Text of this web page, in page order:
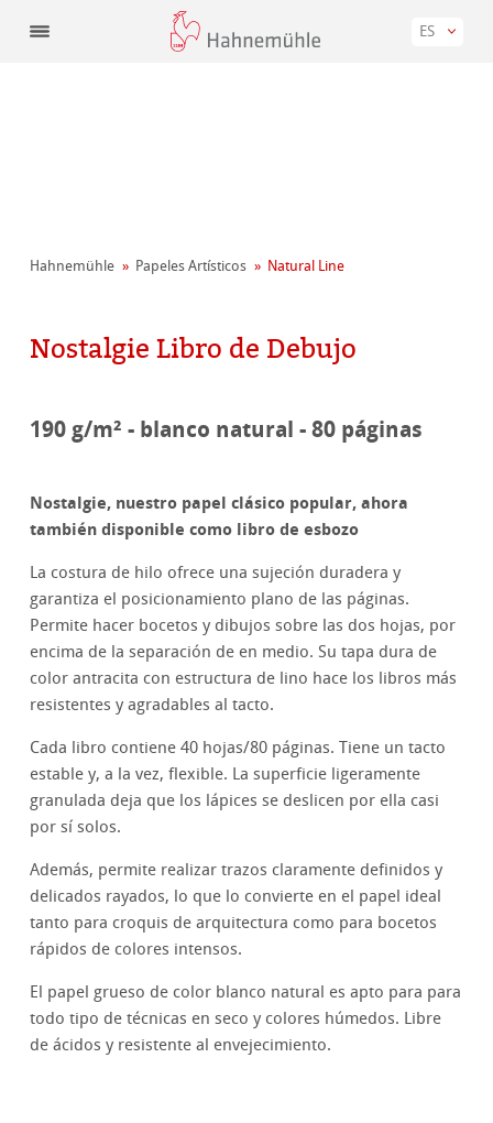
ES
Hahnemühle Papeles Artísticos Natural Line
Nostalgie Libro de Debujo
190 g/m² - blanco natural - 80 páginas
Nostalgie, nuestro papel clásico popular, ahora
también disponible como libro de esbozo
La costura de hilo ofrece una sujeción duradera y
garantiza el posicionamiento plano de las páginas.
Permite hacer bocetos y dibujos sobre las dos hojas, por
encima de la separación de en medio. Su tapa dura de
color antracita con estructura de lino hace los libros más
resistentes y agradables al tacto.
Cada libro contiene 40 hojas/80 páginas. Tiene un tacto
estable y, a la vez, flexible. La superficie ligeramente
granulada deja que los lápices se deslicen por ella casi
por sí solos.
Además, permite realizar trazos claramente definidos y
delicados rayados, lo que lo convierte en el papel ideal
tanto para croquis de arquitectura como para bocetos
rápidos de colores intensos.
El papel grueso de color blanco natural es apto para para
todo tipo de técnicas en seco y colores húmedos. Libre
de ácidos y resistente al envejecimiento.